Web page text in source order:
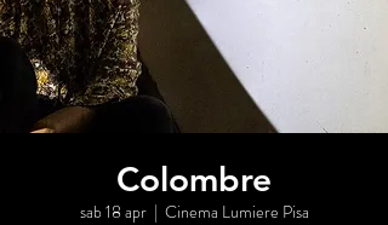
Colombre
sab 18 apr
  |
Cinema Lumiere Pisa